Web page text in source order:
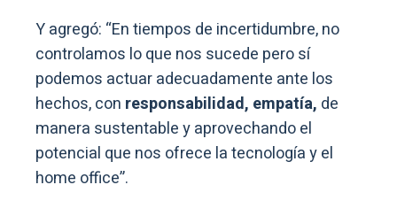
Y agregó: “En tiempos de incertidumbre, no
controlamos lo que nos sucede pero sí
podemos actuar adecuadamente ante los
hechos, con responsabilidad, empatía, de
manera sustentable y aprovechando el
potencial que nos ofrece la tecnología y el
home office”.